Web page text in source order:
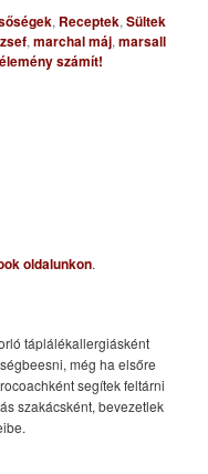
, Receptek,Sültek
,marchal máj,marsall
számít!
oldalunkon.
táplálékallergiásként
még ha elsőre
segítek feltárni
szakácsként, bevezetlek